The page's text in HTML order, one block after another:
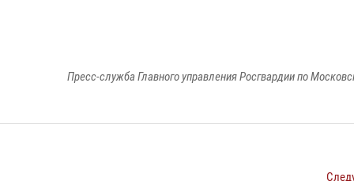
Пресс-служба Главного управления Росгвардии по